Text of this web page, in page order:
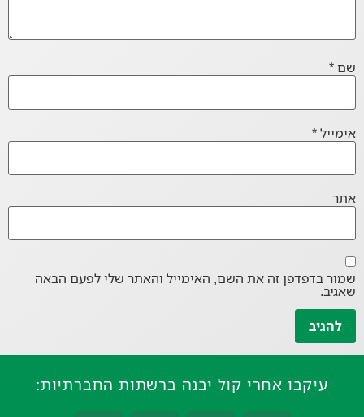
שם*
אימייל*
אתר
שמור בדפדפן זה את השם, האימייל והאתר שלי לפעם הבאה
שאגיב.
עיקבו אחרי קול יבנה ברשתות החברתיות: